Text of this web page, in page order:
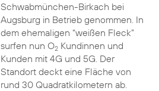
Schwabmünchen-Birkach bei
Augsburg in Betrieb genommen. In
dem ehemaligen “weißen Fleck”
surfen nun O2Kundinnen und
Kunden mit 4G und 5G. Der
Standort deckt eine Fläche von
rund 30 Quadratkilometern ab.